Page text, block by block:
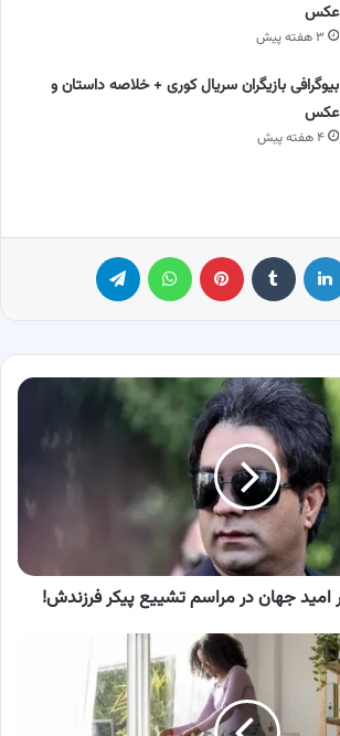
عکس
۳ هفته پیش
بیوگرافی بازیگران سریال کوری + خلاصه داستان و
عکس
۴ هفته پیش
لینکدین ‫تامبلر پینترست
امید جهان در مراسم تشییع پیکر فرزندش!